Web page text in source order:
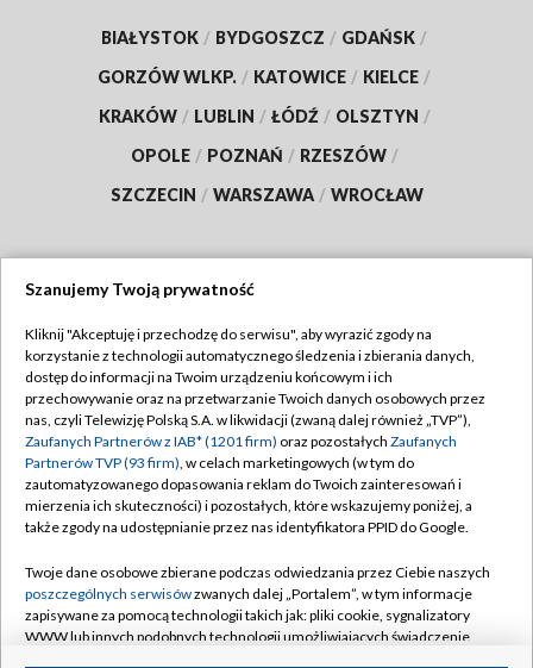
BIAŁYSTOK / BYDGOSZCZ / GDAŃSK /
GORZÓW WLKP. / KATOWICE / KIELCE /
KRAKÓW / LUBLIN / ŁÓDŹ / OLSZTYN /
OPOLE / POZNAŃ / RZESZÓW /
SZCZECIN / WARSZAWA / WROCŁAW
TVP
Abonament TVP
Emisja w TVP
Centrum informacji TVP
Naziemna Telewizja Cyfrowa
Rada Programowa
System NOS
Regulamin TVP
Polityka prywatności
Moje zgody
Pomoc
Kontakt
Szanujemy Twoją prywatność
Kliknij "Akceptuję i przechodzę do serwisu", aby wyrazić zgody na
korzystanie z technologii automatycznego śledzenia i zbierania danych,
dostęp do informacji na Twoim urządzeniu końcowym i ich
przechowywanie oraz na przetwarzanie Twoich danych osobowych przez
nas, czyli Telewizję Polską S.A. w likwidacji (zwaną dalej również „TVP”),
Zaufanych Partnerów z IAB* (1201 firm) oraz pozostałych Zaufanych
Partnerów TVP (93 firm), w celach marketingowych (w tym do
zautomatyzowanego dopasowania reklam do Twoich zainteresowań i
mierzenia ich skuteczności) i pozostałych, które wskazujemy poniżej, a
także zgody na udostępnianie przez nas identyfikatora PPID do Google.
Twoje dane osobowe zbierane podczas odwiedzania przez Ciebie naszych
poszczególnych serwisówzwanych dalej „Portalem”, w tym informacje
zapisywane za pomocą technologii takich jak: pliki cookie, sygnalizatory
WWW lub innych podobnych technologii umożliwiających świadczenie